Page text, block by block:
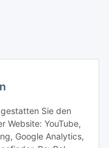
Sie den
Website: YouTube,
Google Analytics,